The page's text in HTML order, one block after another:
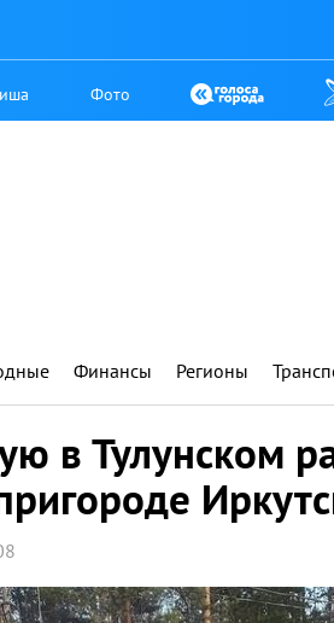
Фото
Финансы Регионы
в Тулунском